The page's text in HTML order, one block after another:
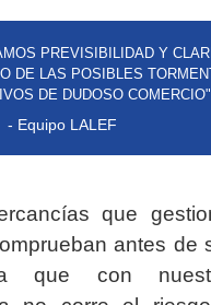
PREVISIBILIDAD Y
DE LAS POSIBLES
DE DUDOSO COMERCIO"
- Equipo LALEF
que
antes de
que con